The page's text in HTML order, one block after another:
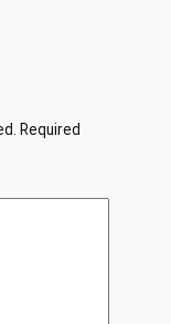
Required